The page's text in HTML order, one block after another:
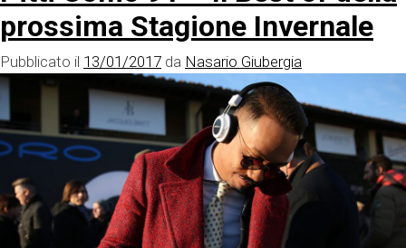
prossima Stagione Invernale
Pubblicato il 13/01/2017 da Nasario Giubergia